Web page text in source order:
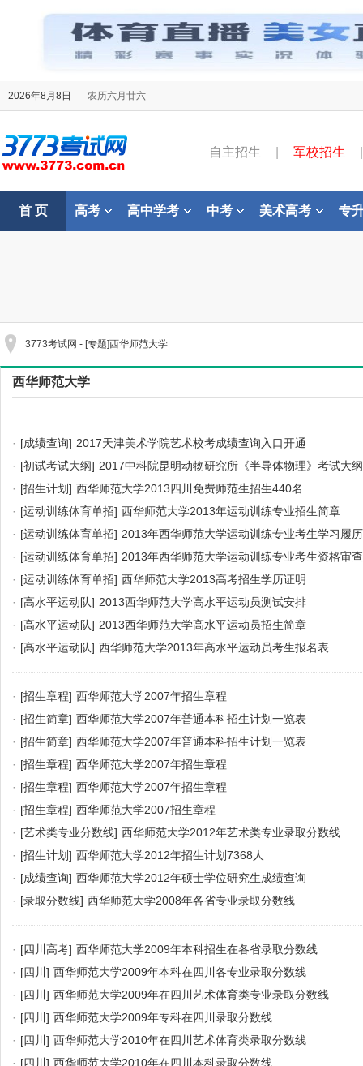
2026年8月8日 农历六月廿六
自主招生 军校招生
首 页 高考 高中学考 中考 美术高考 专
3773考试网 - [专题]西华师范大学
西华师范大学
· [成绩查询] 2017天津美术学院艺术校考成绩查询入口开通
· [初试考试大纲] 2017中科院昆明动物研究所《半导体物理》考试大纲
· [招生计划] 西华师范大学2013四川免费师范生招生440名
· [运动训练体育单招] 西华师范大学2013年运动训练专业招生简章
· [运动训练体育单招] 2013年西华师范大学运动训练专业考生学习履
· [运动训练体育单招] 2013年西华师范大学运动训练专业考生资格审
· [运动训练体育单招] 西华师范大学2013高考招生学历证明
· [高水平运动队] 2013西华师范大学高水平运动员测试安排
· [高水平运动队] 2013西华师范大学高水平运动员招生简章
· [高水平运动队] 西华师范大学2013年高水平运动员考生报名表
· [招生章程] 西华师范大学2007年招生章程
· [招生简章] 西华师范大学2007年普通本科招生计划一览表
· [招生简章] 西华师范大学2007年普通本科招生计划一览表
· [招生章程] 西华师范大学2007年招生章程
· [招生章程] 西华师范大学2007年招生章程
· [招生章程] 西华师范大学2007招生章程
· [艺术类专业分数线] 西华师范大学2012年艺术类专业录取分数线
· [招生计划] 西华师范大学2012年招生计划7368人
· [成绩查询] 西华师范大学2012年硕士学位研究生成绩查询
· [录取分数线] 西华师范大学2008年各省专业录取分数线
· [四川高考] 西华师范大学2009年本科招生在各省录取分数线
· [四川] 西华师范大学2009年本科在四川各专业录取分数线
· [四川] 西华师范大学2009年在四川艺术体育类专业录取分数线
· [四川] 西华师范大学2009年专科在四川录取分数线
· [四川] 西华师范大学2010年在四川艺术体育类录取分数线
· [四川] 西华师范大学2010年在四川本科录取分数线